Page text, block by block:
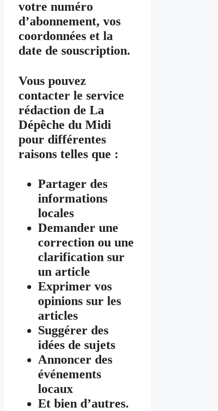
votre numéro
d’abonnement, vos
coordonnées et la
date de souscription.
Vous pouvez
contacter le service
rédaction de La
Dépêche du Midi
pour différentes
raisons telles que :
Partager des
informations
locales
Demander une
correction ou une
clarification sur
un article
Exprimer vos
opinions sur les
articles
Suggérer des
idées de sujets
Annoncer des
événements
locaux
Et bien d’autres.